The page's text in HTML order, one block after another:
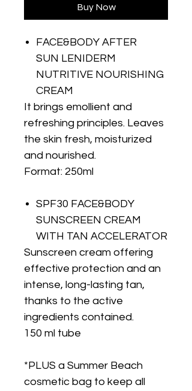
Buy Now
FACE&BODY AFTER
SUN LENIDERM
NUTRITIVE NOURISHING
CREAM
It brings emollient and
refreshing principles. Leaves
the skin fresh, moisturized
and nourished.
Format: 250ml
SPF30 FACE&BODY
SUNSCREEN CREAM
WITH TAN ACCELERATOR
Sunscreen cream offering
effective protection and an
intense, long-lasting tan,
thanks to the active
ingredients contained.
150 ml tube
*PLUS a Summer Beach
cosmetic bag to keep all